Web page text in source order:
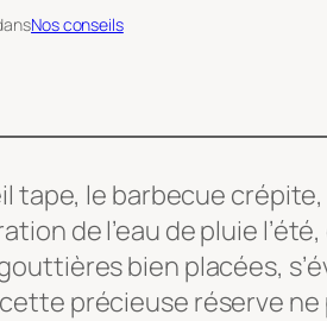
Nos conseils
tape, le barbecue
de l’eau de pluie
bien placées,
précieuse réserve